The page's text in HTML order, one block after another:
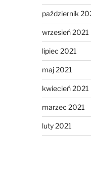
październik
wrzesień 2021
lipiec 2021
maj 2021
kwiecień 2021
marzec 2021
luty 2021